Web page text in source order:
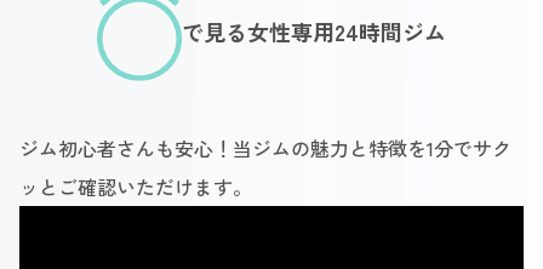
で見る女性専用24時間ジム
ジム初心者さんも安心！当ジムの魅力と特徴を1分でサク
ッとご確認いただけます。